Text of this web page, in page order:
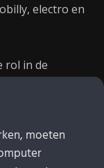
electro en
rol in de
moeten